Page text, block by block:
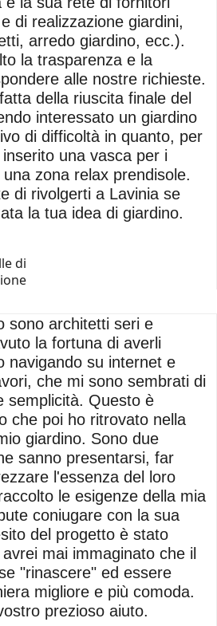
di realizzazione giardini,
arredo giardino, ecc.).
la trasparenza e la
alle nostre richieste.
della riuscita finale del
interessato un giardino
di difficoltà in quanto, per
una vasca per i
zona relax prendisole.
di rivolgerti a Lavinia se
la tua idea di giardino.
sono architetti seri e
la fortuna di averli
navigando su internet e
che mi sono sembrati di
semplicità. Questo è
che poi ho ritrovato nella
giardino. Sono due
sanno presentarsi, far
l'essenza del loro
le esigenze della mia
coniugare con la sua
del progetto è stato
mai immaginato che il
"rinascere" ed essere
migliore e più comoda.
prezioso aiuto.